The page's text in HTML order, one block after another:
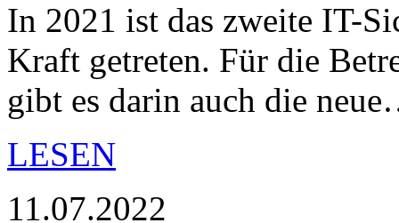
In 2021 ist das zweite IT-
Kraft getreten. Für die
gibt es darin auch die
LESEN
11.07.2022